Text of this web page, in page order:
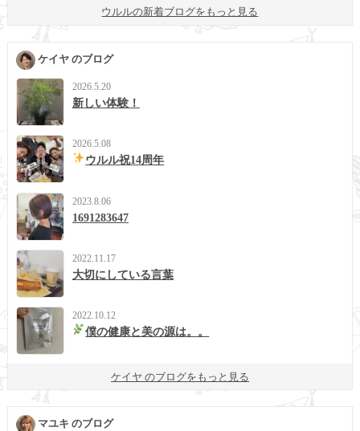
ウルルの新着ブログをもっと見る
ケイヤ のブログ
2026.5.20
新しい体験！
2026.5.08
ウルル祝14周年
2023.8.06
1691283647
2022.11.17
大切にしている言葉
2022.10.12
僕の健康と美の源は。。
ケイヤ のブログをもっと見る
マユキ のブログ